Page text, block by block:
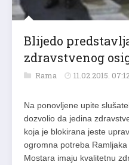
Blijedo
zdravstvenog
Rama 11.02.2015.
Na ponovljene upite
dozvolio da jedina
koja je blokirana jeste
ogromna potreba
Mostara imaju kvalitetnu